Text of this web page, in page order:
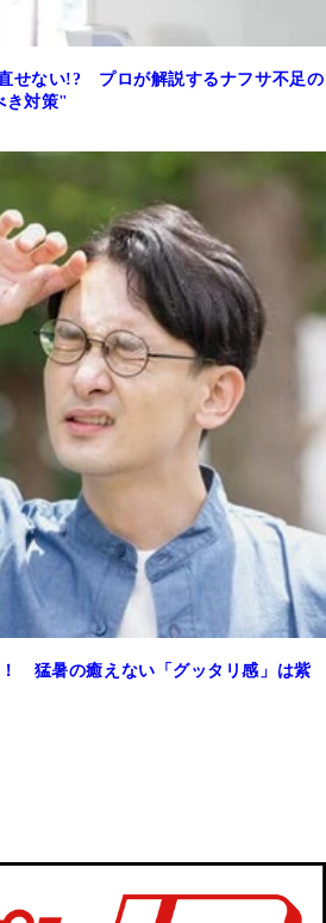
せない!? プロが解説するナフサ不足の
き対策"
猛暑の癒えない「グッタリ感」は紫